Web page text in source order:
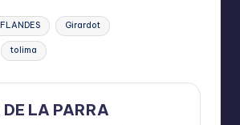
FLANDES Girardot
tolima
LA PARRA